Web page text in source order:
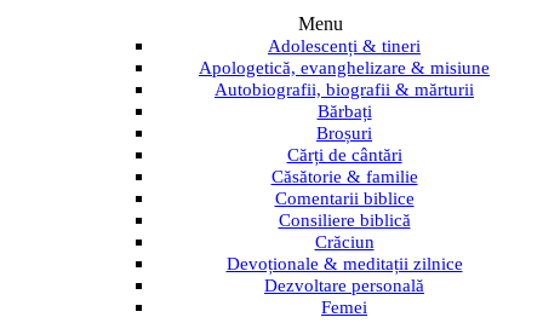
Menu
Adolescenți & tineri
Apologetică, evanghelizare & misiune
Autobiografii, biografii & mărturii
Bărbați
Broșuri
Cărți de cântări
Căsătorie & familie
Comentarii biblice
Consiliere biblică
Crăciun
Devoționale & meditații zilnice
Dezvoltare personală
Femei